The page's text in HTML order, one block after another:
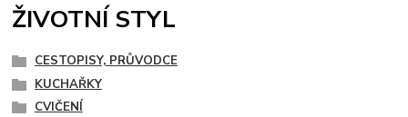
ŽIVOTNÍ STYL
CESTOPISY, PRŮVODCE
KUCHAŘKY
CVIČENÍ